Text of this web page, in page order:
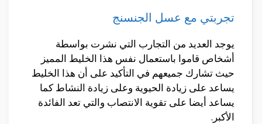
تجربتي مع عسل الجنسنج
يوجد العديد من التجارب التي نشرت بواسطة
أشخاص قاموا باستعمال نفس هذا الخليط المميز
حيث تشارك جميعهم في التأكيد على أن هذا الخليط
يساعد على زيادة الحيوية وعلى زيادة النشاط كما
يساعد أيضا على تقوية الانتصاب والتي تعد الفائدة
الأكبر.